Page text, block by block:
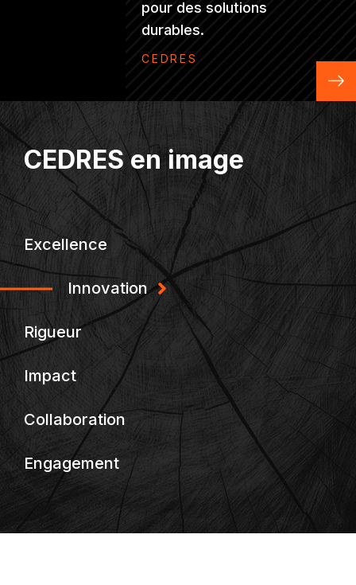
chaque recherche et
publication
CEDRES
pour des solutions
durables.
CEDRES
économiques précises
et fiables.
CEDRES
impact positif et
durable.
CEDRES
solutions économiques
globales.
CEDRES
recherche et la
formation.
CEDRES
CEDRES en image
Excellence
Innovation
Rigueur
Impact
Collaboration
Engagement